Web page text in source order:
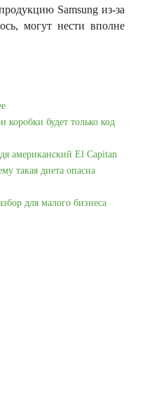
Samsung из-за
могут нести вполне
коробки будет только код
американский El Capitan
такая диета опасна
для малого бизнеса